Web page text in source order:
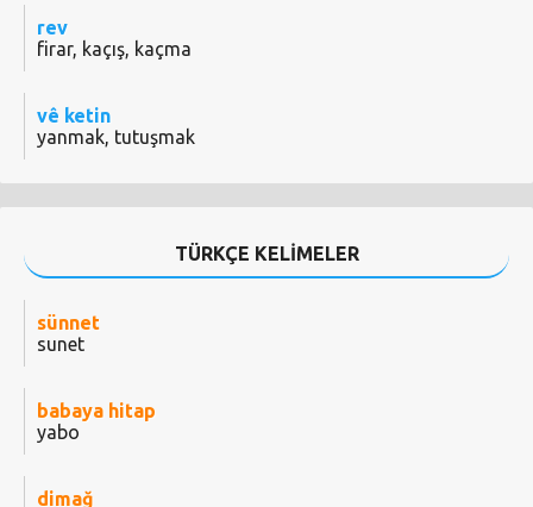
rev
firar, kaçış, kaçma
vê ketin
yanmak, tutuşmak
TÜRKÇE KELİMELER
sünnet
sunet
babaya hitap
yabo
dimağ